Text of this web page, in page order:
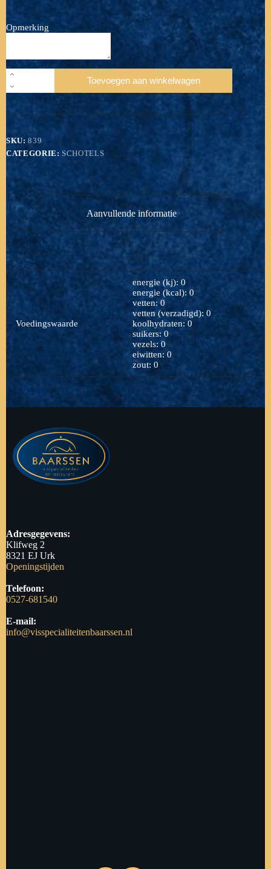
Opmerking
839
3-
personen
Toevoegen aan winkelwagen
SKU:839
CATEGORIE:SCHOTELS
Aanvullende informatie
Voedingswaarde
energie (kj): 0
energie (kcal): 0
vetten: 0
vetten (verzadigd): 0
koolhydraten: 0
suikers: 0
vezels: 0
eiwitten: 0
zout: 0
Adresgegevens:
Klifweg 2
8321 EJ Urk
Openingstijden
Telefoon:
0527-681540
E-mail:
info@visspecialiteitenbaarssen.nl